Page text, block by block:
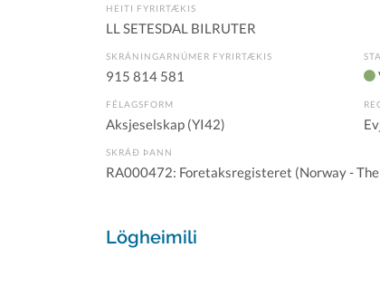
HEITI FYRIRTÆKIS
LL SETESDAL BILRUTER
SKRÁNINGARNÚMER FYRIRTÆKIS
915 814 581
FÉLAGSFORM
Aksjeselskap (YI42)
SKRÁÐ ÞANN
RA000472: Foretaksregisteret (Norway -
Lögheimili